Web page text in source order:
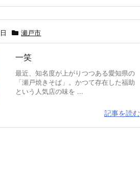
瀬戸市
一笑
最近、知名度が上がりつつある愛知県の
「瀬戸焼きそば」。かつて存在した福助
という人気店の味を ...
記事を読む